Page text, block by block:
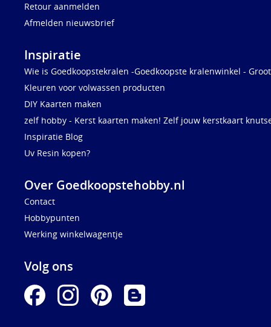
Retour aanmelden
Afmelden nieuwsbrief
Inspiratie
Wie is Goedkoopstekralen -Goedkoopste kralenwinkel -
Kleuren voor volwassen producten
DIY Kaarten maken
zelf hobby - Kerst kaarten maken! Zelf jouw kerstkaart
Inspiratie Blog
Uv Resin kopen?
Over Goedkoopstehobby.nl
Contact
Hobbypunten
Werking winkelwagentje
Volg ons